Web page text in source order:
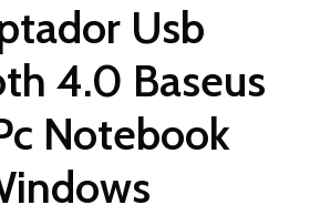
Usb
4.0 Baseus
Notebook